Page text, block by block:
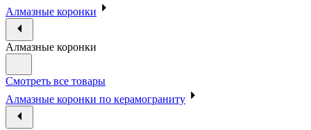
Алмазные коронки
Алмазные коронки
Смотреть все товары
Алмазные коронки по керамограниту